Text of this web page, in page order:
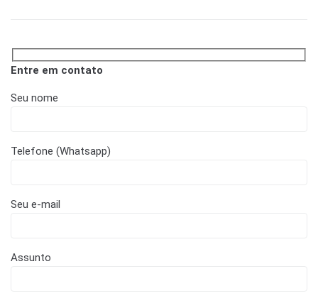
Entre em contato
Seu nome
Telefone (Whatsapp)
Seu e-mail
Assunto